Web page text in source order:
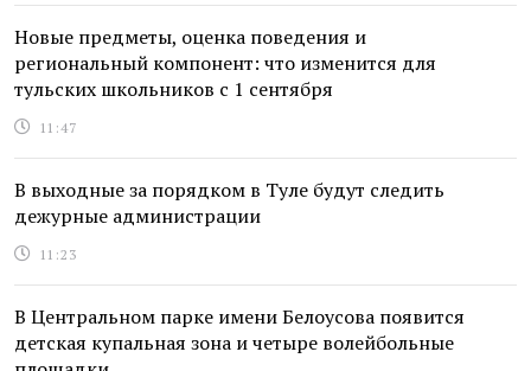
Новые предметы, оценка поведения и
региональный компонент: что изменится для
тульских школьников с 1 сентября
11:47
В выходные за порядком в Туле будут следить
дежурные администрации
11:23
В Центральном парке имени Белоусова появится
детская купальная зона и четыре волейбольные